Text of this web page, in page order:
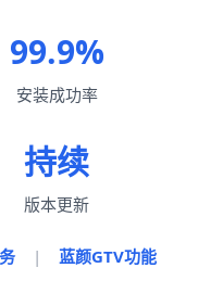
99.9%
安装成功率
持续
版本更新
|
蓝颜GTV功能